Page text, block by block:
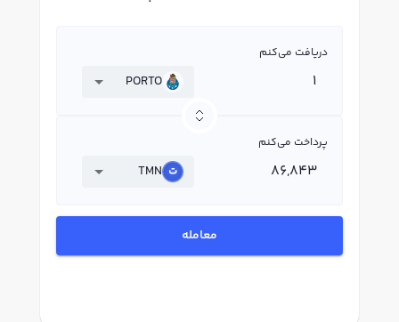
دریافت می‌کنم
PORTO
پرداخت می‌کنم
TMN
معامله